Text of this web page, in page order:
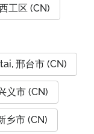
工区 (CN)
邢台市 (CN)
义市 (CN)
乡市 (CN)